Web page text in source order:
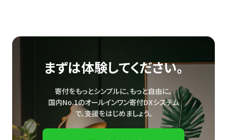
まずは体験してください。
寄付をもっとシンプルに、もっと自由に。
国内No.1のオールインワン寄付DXシステム
で、支援をはじめましょう。